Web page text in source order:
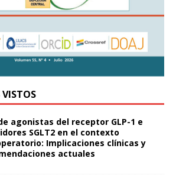
agonistas del receptor GLP-1 e
SGLT2 en el contexto
Implicaciones clínicas y
actuales